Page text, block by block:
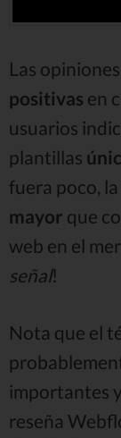
Las
positivas en
usuarios
plantillas
fuera poco,
mayor que
web en el
señal!
Nota que el
importantes
reseña